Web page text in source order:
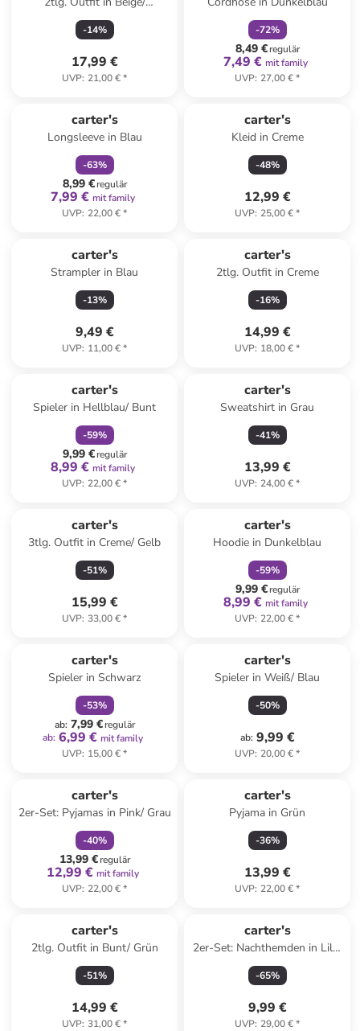
Dunkelblau
-14%
17,99 €
UVP: 21,00 €*
-72%
8,49 €regulär
7,49 € mit family
UVP: 27,00 €*
carter's
Longsleeve in Blau
-63%
8,99 €regulär
7,99 € mit family
UVP: 22,00 €*
carter's
Kleid in Creme
-48%
12,99 €
UVP: 25,00 €*
carter's
Strampler in Blau
-13%
9,49 €
UVP: 11,00 €*
carter's
2tlg. Outfit in Creme
-16%
14,99 €
UVP: 18,00 €*
carter's
Spieler in Hellblau/ Bunt
-59%
9,99 €regulär
8,99 € mit family
UVP: 22,00 €*
carter's
Sweatshirt in Grau
-41%
13,99 €
UVP: 24,00 €*
carter's
3tlg. Outfit in Creme/ Gelb
-51%
15,99 €
UVP: 33,00 €*
carter's
Hoodie in Dunkelblau
-59%
9,99 €regulär
8,99 € mit family
UVP: 22,00 €*
carter's
Spieler in Schwarz
-53%
ab: 7,99 €regulär
ab: 6,99 € mit family
UVP: 15,00 €*
carter's
Spieler in Weiß/ Blau
-50%
ab: 9,99 €
UVP: 20,00 €*
carter's
2er-Set: Pyjamas in Pink/ Grau
-40%
13,99 €regulär
12,99 € mit family
UVP: 22,00 €*
carter's
Pyjama in Grün
-36%
13,99 €
UVP: 22,00 €*
carter's
2tlg. Outfit in Bunt/ Grün
-51%
14,99 €
UVP: 31,00 €*
carter's
2er-Set: Nachthemden in Lila/
Grau
-65%
9,99 €
UVP: 29,00 €*